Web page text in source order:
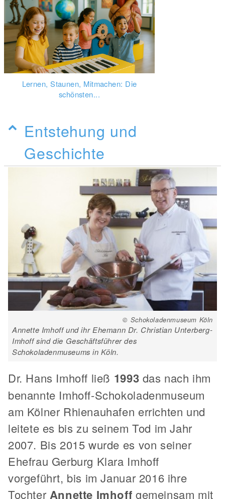
Lernen, Staunen, Mitmachen: Die
schönsten...
Entstehung und
Geschichte
© Schokoladenmuseum Köln
Annette Imhoff und ihr Ehemann Dr. Christian Unterberg-
Imhoff sind die Geschäftsführer des
Schokoladenmuseums in Köln.
Dr. Hans Imhoff ließ 1993 das nach ihm
benannte Imhoff-Schokoladenmuseum
am Kölner Rhienauhafen errichten und
leitete es bis zu seinem Tod im Jahr
2007. Bis 2015 wurde es von seiner
Ehefrau Gerburg Klara Imhoff
vorgeführt, bis im Januar 2016 ihre
Tochter Annette Imhoff gemeinsam mit